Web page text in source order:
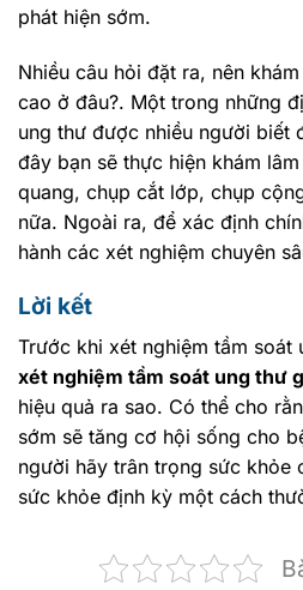
phát hiện sớm.
Nhiều câu hỏi đặt ra, nên
cao ở đâu?. Một trong những
ung thư được nhiều người biết
đây bạn sẽ thực hiện khám
quang, chụp cắt lớp, chụp
nữa. Ngoài ra, để xác định
hành các xét nghiệm chuyên
Lời kết
Trước khi xét nghiệm tầm soát
xét nghiệm tầm soát ung thư
hiệu quả ra sao. Có thể cho
sớm sẽ tăng cơ hội sống cho
người hãy trân trọng sức khỏe
sức khỏe định kỳ một cách